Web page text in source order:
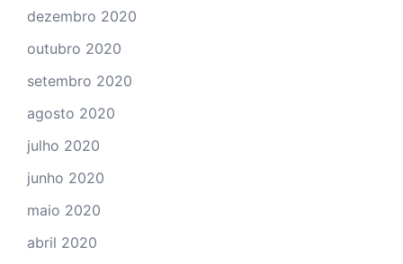
dezembro 2020
outubro 2020
setembro 2020
agosto 2020
julho 2020
junho 2020
maio 2020
abril 2020